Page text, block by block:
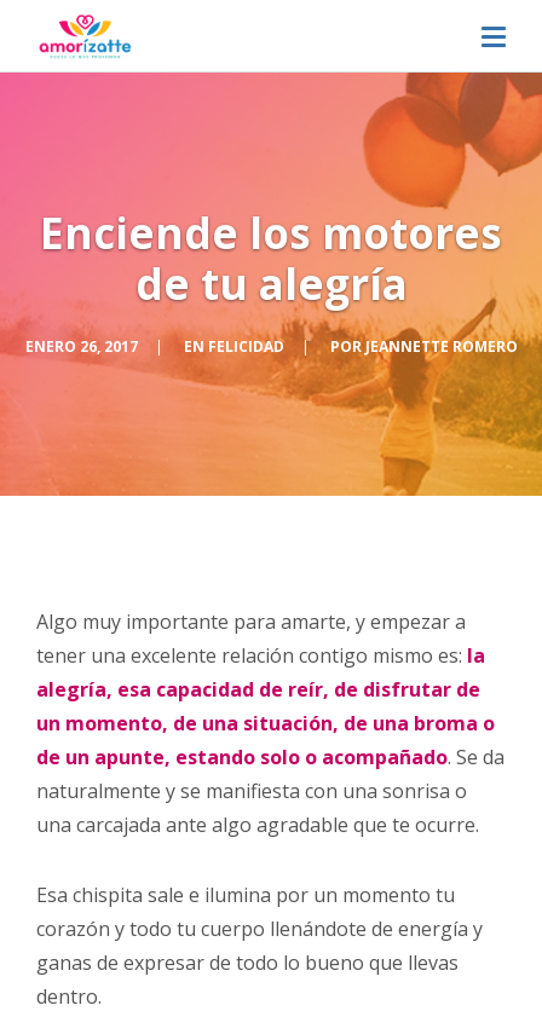
Enciende los motores
de tu alegría
ENERO 26, 2017 | EN FELICIDAD | PORJEANNETTE ROMERO
Algo muy importante para amarte, y empezar a
tener una excelente relación contigo mismo es: la
alegría, esa capacidad de reír, de disfrutar de
un momento, de una situación, de una broma o
de un apunte, estando solo o acompañado. Se da
naturalmente y se manifiesta con una sonrisa o
una carcajada ante algo agradable que te ocurre.
Esa chispita sale e ilumina por un momento tu
corazón y todo tu cuerpo llenándote de energía y
ganas de expresar de todo lo bueno que llevas
dentro.